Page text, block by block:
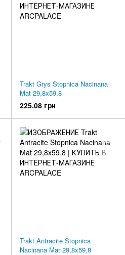
Trakt Grys Stopnica Nacinana
Mat 29,8x59,8
225.08 грн
Trakt Antracite Stopnica
Nacinana Mat 29,8x59,8